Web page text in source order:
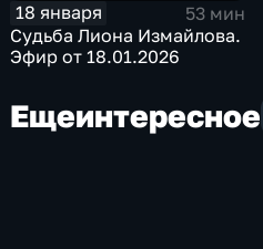
18 января
53 мин
Судьба Лиона Измайлова.
Эфир от 18.01.2026
Ещеинтересное